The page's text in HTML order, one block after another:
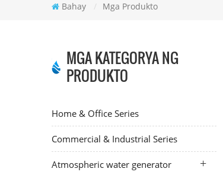
Bahay / Mga Produkto
MGA KATEGORYA NG
PRODUKTO
Home & Office Series
Commercial & Industrial Series
Atmospheric water generator